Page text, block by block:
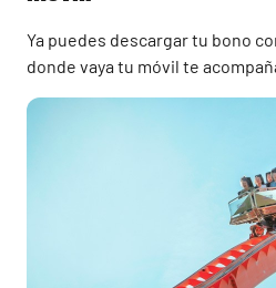
Ya puedes descargar tu bono
donde vaya tu móvil te